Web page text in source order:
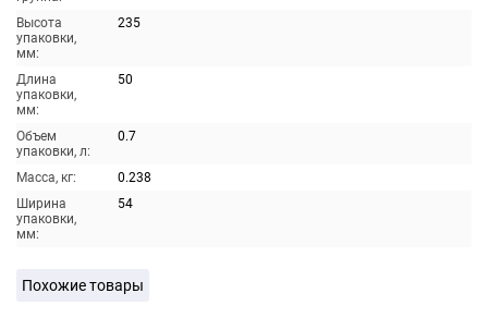
Высота
упаковки,
мм:
235
Длина
упаковки,
мм:
50
Объем
упаковки, л:
0.7
Масса, кг:
0.238
Ширина
упаковки,
мм:
54
Похожие товары